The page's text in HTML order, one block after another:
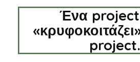
Ένα
project.